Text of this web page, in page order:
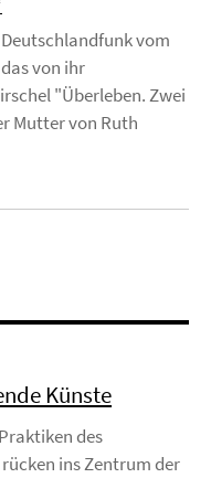
vom
von ihr
"Überleben. Zwei
Mutter von Ruth
Künste
des
ins Zentrum der